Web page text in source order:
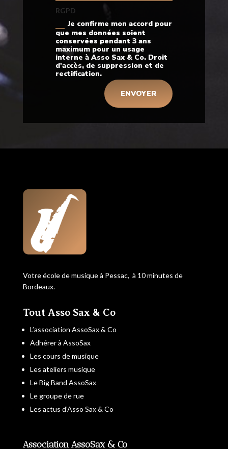
RGPD
Je confirme mon accord pour
que mes données soient
conservées pendant 3 ans
maximum pour un usage
interne à Asso Sax & Co. Droit
d'accès, de suppression et de
rectification.
ENVOYER
Votre école de musique à Pessac, à 10 minutes de
Bordeaux.
Tout Asso Sax & Co
L’association AssoSax & Co
Adhérer à AssoSax
Les cours de musique
Les ateliers musique
Le Big Band AssoSax
Le groupe de rue
Les actus d’Asso Sax & Co
Association AssoSax & Co